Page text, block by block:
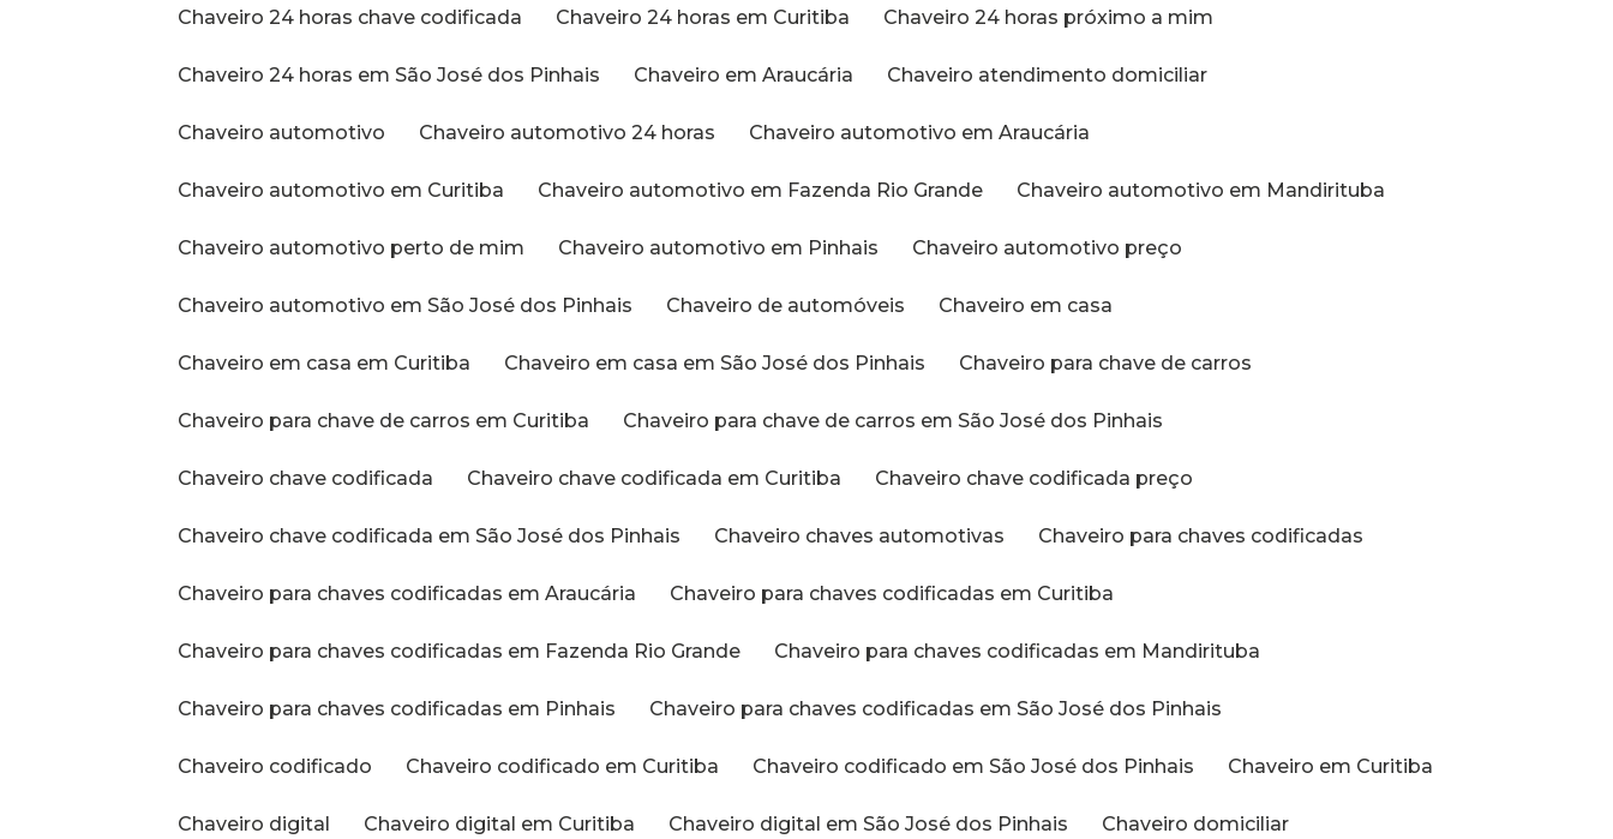
Chaveiro 24 horas chave codificada Chaveiro 24 horas em Curitiba Chaveiro 24 horas próximo a mim
Chaveiro 24 horas em São José dos Pinhais Chaveiro em Araucária Chaveiro atendimento domiciliar
Chaveiro automotivo Chaveiro automotivo 24 horas Chaveiro automotivo em Araucária
Chaveiro automotivo em Curitiba Chaveiro automotivo em Fazenda Rio Grande Chaveiro automotivo em Mandirituba
Chaveiro automotivo perto de mim Chaveiro automotivo em Pinhais Chaveiro automotivo preço
Chaveiro automotivo em São José dos Pinhais Chaveiro de automóveis Chaveiro em casa
Chaveiro em casa em Curitiba Chaveiro em casa em São José dos Pinhais Chaveiro para chave de carros
Chaveiro para chave de carros em Curitiba Chaveiro para chave de carros em São José dos Pinhais
Chaveiro chave codificada Chaveiro chave codificada em Curitiba Chaveiro chave codificada preço
Chaveiro chave codificada em São José dos Pinhais Chaveiro chaves automotivas Chaveiro para chaves codificadas
Chaveiro para chaves codificadas em Araucária Chaveiro para chaves codificadas em Curitiba
Chaveiro para chaves codificadas em Fazenda Rio Grande Chaveiro para chaves codificadas em Mandirituba
Chaveiro para chaves codificadas em Pinhais Chaveiro para chaves codificadas em São José dos Pinhais
Chaveiro codificado Chaveiro codificado em Curitiba Chaveiro codificado em São José dos Pinhais Chaveiro em Curitiba
Chaveiro digital Chaveiro digital em Curitiba Chaveiro digital em São José dos Pinhais Chaveiro domiciliar